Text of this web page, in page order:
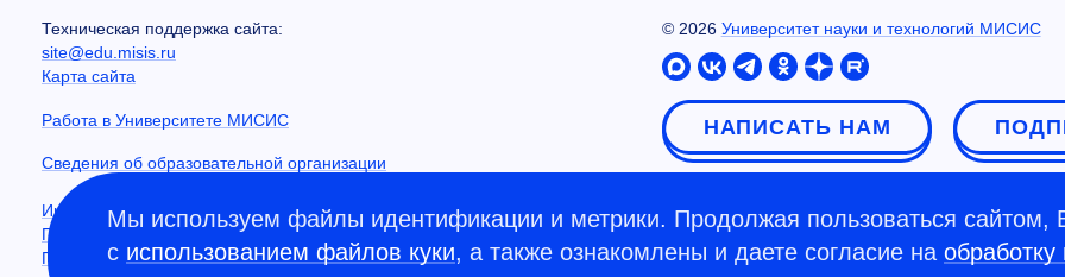
Техническая поддержка сайта:
site@edu.misis.ru
Карта сайта
Работа в Университете МИСИС
Сведения об образовательной организации
Информация о закупках
Противодействие коррупции
Политика конфиденциальности
© 2026 Университет науки и технологий МИСИС
НАПИСАТЬ НАМ
Мы используем файлы идентификации и метрики. Продолжая пользоваться сайтом,
с использованием файлов куки, а также ознакомлены и даете согласие на